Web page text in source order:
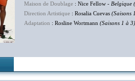
Maison de Doublage : Nice Fellow - Belgique
Direction Artistique : Rosalia Cuevas (Saisons
Adaptation : Rosline Wortmann (Saisons 1 à 3)